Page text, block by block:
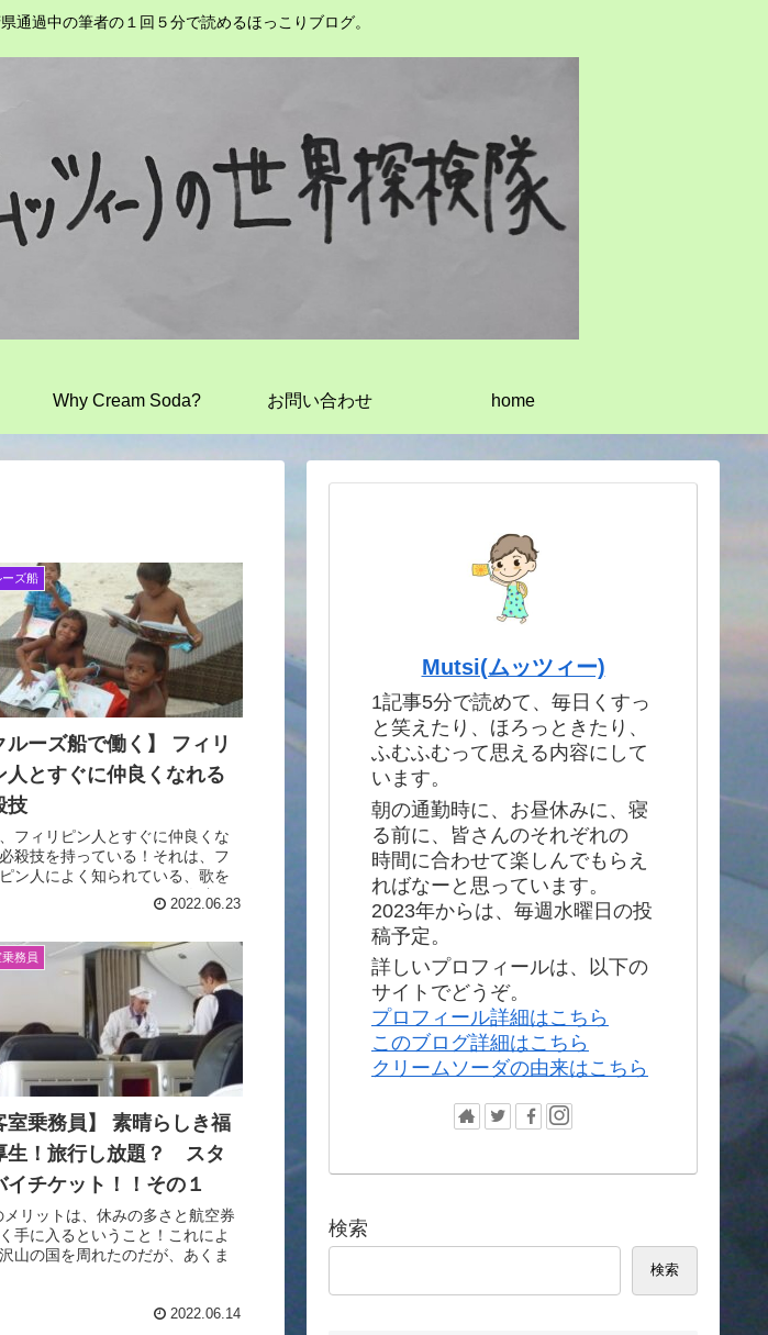
通過中の筆者の１回５分で読めるほっこりブログ。
Why Cream Soda? お問い合わせ home
ーズ船
ルーズ船で働く】 フィリ
人とすぐに仲良くなれる
技
フィリピン人とすぐに仲良くな
殺技を持っている！それは、フ
ン人によく知られている、歌を
ことだ。明るいフィリピン人達だ
笑顔と共に、家族を支えようと頑
だ 。
2022.06.23
務員
室乗務員】 素晴らしき福
生！旅行し放題？ スタ
イチケット！！その１
メリットは、休みの多さと航空券
手に入るということ！これによ
山の国を周れたのだが、あくま
！本日も３分の異国体験、お楽し
2022.06.14
Mutsi(ムッツィー)
1記事5分で読めて、毎日くすっ
と笑えたり、ほろっときたり、
ふむふむって思える内容にして
います。
朝の通勤時に、お昼休みに、寝
る前に、皆さんのそれぞれの
時間に合わせて楽しんでもらえ
ればなーと思っています。
2023年からは、毎週水曜日の投
稿予定。
詳しいプロフィールは、以下の
サイトでどうぞ。
プロフィール詳細はこちら
このブログ詳細はこちら
クリームソーダの由来はこちら
検索
検索